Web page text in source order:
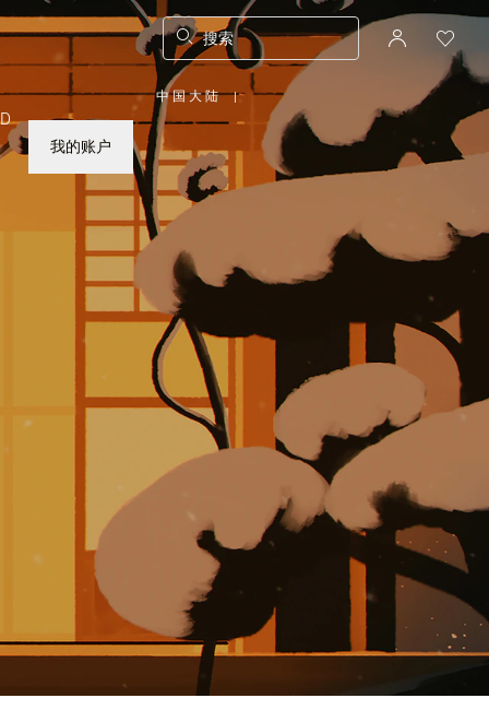
搜索
我的账户
中国大陆
,
请
您
所
在
的
国
|